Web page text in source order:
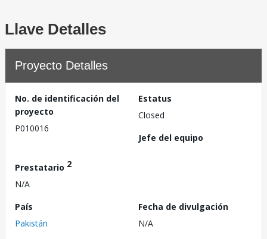
Llave Detalles
Proyecto Detalles
No. de identificación del
proyecto
P010016
Estatus
Closed
Jefe del equipo
Prestatario 2
N/A
País
Pakistán
Fecha de divulgación
N/A